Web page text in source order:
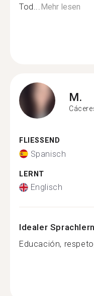
Tod...Mehr lesen
M.
FLIESSEND
Spanisch
LERNT
Englisch
Idealer
Educación,